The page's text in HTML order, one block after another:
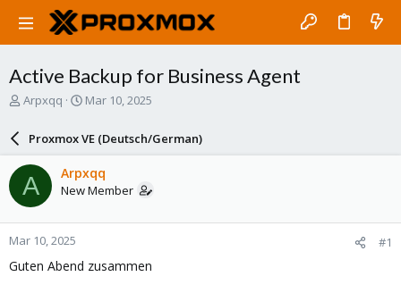
Active Backup for Business Agent
T
a
d
s
t
a
r
t
e
Arpxqq
S
a
r
d
a
e
Mar 10, 2025
Proxmox VE (Deutsch/German)
A Arpxqq
New Member
Mar 10, 2025 #1
Guten Abend zusammen